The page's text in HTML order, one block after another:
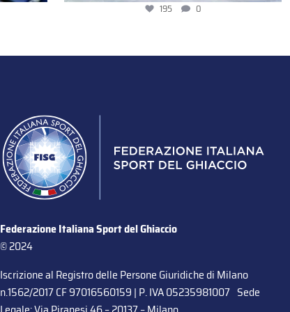
195 0
Federazione Italiana Sport del Ghiaccio
© 2024
Iscrizione al Registro delle Persone Giuridiche di Milano
n.1562/2017 CF 97016560159 | P. IVA 05235981007 Sede